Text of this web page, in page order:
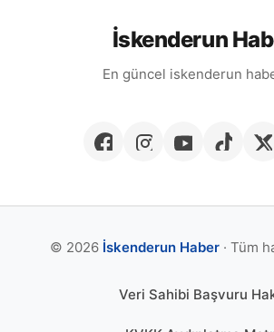
İskenderun
En güncel iskenderun
© 2026 İskenderun Haber· Tüm
Veri Sahibi Başvuru